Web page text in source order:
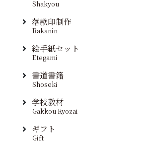
Shakyou
落款印制作
Rakanin
絵手紙セット
Etegami
書道書籍
Shoseki
学校教材
Gakkou Kyozai
ギフト
Gift